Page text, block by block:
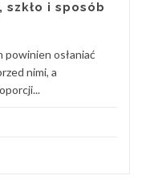
szkło i sposób
powinien osłaniać
nimi, a